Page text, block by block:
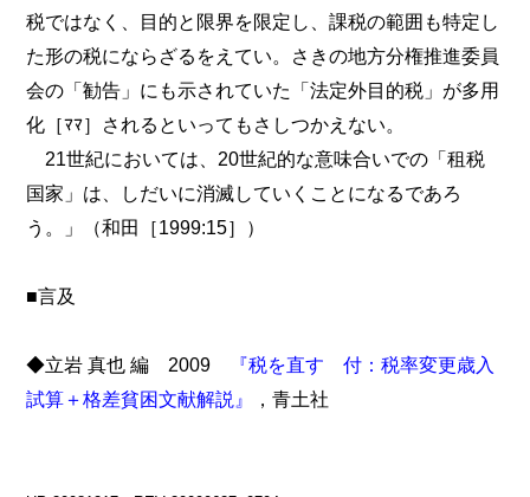
税ではなく、目的と限界を限定し、課税の範囲も特定し
た形の税にならざるをえてい。さきの地方分権推進委員
会の「勧告」にも示されていた「法定外目的税」が多用
化［ﾏﾏ］されるといってもさしつかえない。
21世紀においては、20世紀的な意味合いでの「租税
国家」は、しだいに消滅していくことになるであろ
う。」（和田［1999:15］）
■言及
◆立岩 真也 編 2009
『税を直す 付：税率変更歳入
試算＋格差貧困文献解説』
，青土社